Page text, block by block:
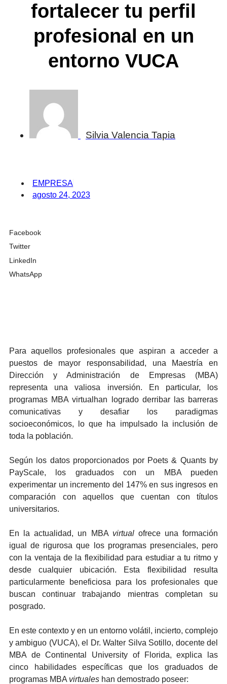
fortalecer tu perfil
profesional en un
entorno VUCA
Silvia Valencia Tapia
EMPRESA
agosto 24, 2023
Facebook
Twitter
LinkedIn
WhatsApp
Para aquellos profesionales que aspiran a acceder a
puestos de mayor responsabilidad, una Maestría en
Dirección y Administración de Empresas (MBA)
representa una valiosa inversión. En particular, los
programas MBA virtualhan logrado derribar las barreras
comunicativas y desafiar los paradigmas
socioeconómicos, lo que ha impulsado la inclusión de
toda la población.
Según los datos proporcionados por Poets & Quants by
PayScale, los graduados con un MBA pueden
experimentar un incremento del 147% en sus ingresos en
comparación con aquellos que cuentan con títulos
universitarios.
En la actualidad, un MBA virtual ofrece una formación
igual de rigurosa que los programas presenciales, pero
con la ventaja de la flexibilidad para estudiar a tu ritmo y
desde cualquier ubicación. Esta flexibilidad resulta
particularmente beneficiosa para los profesionales que
buscan continuar trabajando mientras completan su
posgrado.
En este contexto y en un entorno volátil, incierto, complejo
y ambiguo (VUCA), el Dr. Walter Silva Sotillo, docente del
MBA de Continental University of Florida, explica las
cinco habilidades específicas que los graduados de
programas MBA virtuales han demostrado poseer: